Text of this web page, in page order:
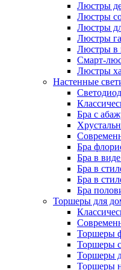
Люстры
Люстры
Люстры
Люстры
Люстры в
Смарт-
Люстры
Настенные
Бра с
Бра
Бра в
Бра в
Бра в
Бра
Торшеры для
Торшеры
Торшеры
Торшеры
Торшеры